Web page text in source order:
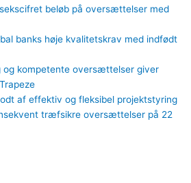
sekscifret beløb på oversættelser med
banks høje kvalitetskrav med indfødt
og kompetente oversættelser giver
af effektiv og fleksibel projektstyring
træfsikre oversættelser på 22